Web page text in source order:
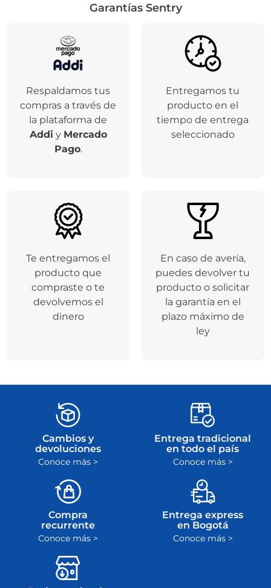
Garantías Sentry
Respaldamos tus
compras a través de
la plataforma de
Addi y Mercado
Pago.
Entregamos tu
producto en el
tiempo de entrega
seleccionado
Te entregamos el
producto que
compraste o te
devolvemos el
dinero
En caso de avería,
puedes devolver tu
producto o solicitar
la garantía en el
plazo máximo de
ley
Cambios y
devoluciones
Conoce más >
Entrega tradicional
en todo el país
Conoce más >
Compra
recurrente
Conoce más >
Entrega express
en Bogotá
Conoce más >